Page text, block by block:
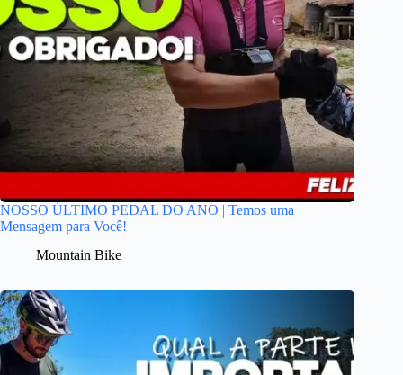
NOSSO ÚLTIMO PEDAL DO ANO | Temos uma
Mensagem para Você!
Mountain Bike